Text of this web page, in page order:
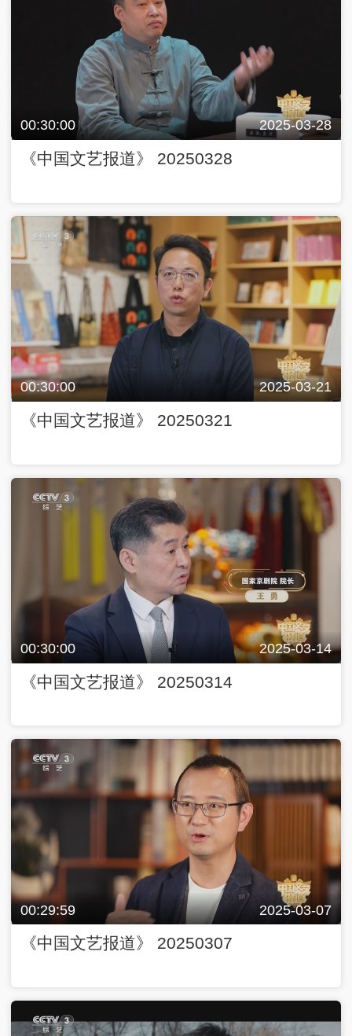
00:30:00 2025-03-28
《中国文艺报道》 20250328
00:30:00 2025-03-21
《中国文艺报道》 20250321
00:30:00 2025-03-14
《中国文艺报道》 20250314
00:29:59 2025-03-07
《中国文艺报道》 20250307